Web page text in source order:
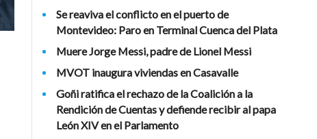
Se reaviva el conflicto en el puerto de
Montevideo: Paro en Terminal Cuenca del Plata
Muere Jorge Messi, padre de Lionel Messi
MVOT inaugura viviendas en Casavalle
Goñi ratifica el rechazo de la Coalición a la
Rendición de Cuentas y defiende recibir al papa
León XIV en el Parlamento